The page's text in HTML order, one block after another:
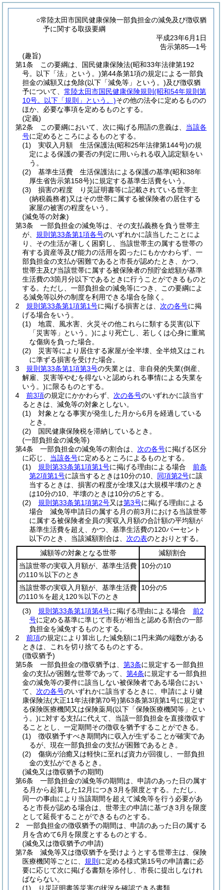
○常陸太田市国民健康保険一部負担金の減免及び徴収猶
予に関する取扱要綱
平成23年6月1日
告示第85―1号
(趣旨)
第1条
この要綱は、国民健康保険法(昭和33年法律第192
号。以下「法」という。)第44条第1項の規定による一部負
担金の減額又は免除(以下「減免等」という。)及び徴収猶
予について、 常陸太田市国民健康保険規則 (昭和54年規則第
10号。以下「規則」という。)その他の法令に定めるものの
ほか、必要な事項を定めるものとする。
(定義)
第2条
この要綱において、次に掲げる用語の意義は、 当該各
号に定めるところによるものとする。
(1)
実収入月額 生活保護法(昭和25年法律第144号)の規
定による保護の要否の判定に用いられる収入認定額をい
う。
(2)
基準生活費 生活保護法による保護の基準(昭和38年
厚生省告示第158号)に規定する基準生活費をいう。
(3)
損害の程度 り災証明書等に記載されている世帯主
(納税義務者)又はその世帯に属する被保険者の居住する
家屋の被害の程度をいう。
(減免等の対象)
第3条
一部負担金の減免等は、その支払義務を負う世帯主
が、 規則第33条第1項各号のいずれかに該当したことによ
り、その生活が著しく困窮し、当該世帯主の属する世帯の
有する資産等及び能力の活用を図ったにもかかわらず、一
部負担金の支払が困難であると市長が認めたとき、かつ、
世帯主及び当該世帯に属する被保険者の預貯金総額が基準
生活費の3箇月分以下であるときに行うことができるものと
する。 ただし、一部負担金の減免等につき、この要綱によ
る減免等以外の制度を利用できる場合を除く。
2
規則第33条第1項第1号に掲げる損害とは、 次の各号に掲
げる場合をいう。
(1)
地震、風水害、火災その他これらに類する災害(以下
「災害等」という。)により死亡し、若しくは心身に重篤
な傷病を負った場合。
(2)
災害等により居住する家屋が全半壊、全半焼又はこれ
に準ずる損害を受けた場合。
3
規則第33条第1項第3号の失業とは、非自発的失業(倒産、
解雇、災害等やむを得ないと認められる事情による失業を
いう。)に限るものとする。
4
前3項の規定にかかわらず、 次の各号のいずれかに該当す
るときは、減免等の対象としない。
(1)
対象となる事実が発生した月から6月を経過している
とき。
(2)
国民健康保険税を滞納しているとき。
(一部負担金の減免等)
第4条
一部負担金の減免等の割合は、 次の各号に掲げる区分
に応じ、 当該各号に定めるところによるものとする。
(1)
規則第33条第1項第1号に掲げる理由による場合 前条
第2項第1号に該当するときは10分の10、 同項第2号に該
当するときは、損害の程度が全壊又は大規模半壊のとき
は10分の10、半壊のときは10分の5とする。
(2)
規則第33条第1項第2号又は第3号に掲げる理由による
場合 減免等申請日の属する月の前3月における当該世帯
に属する被保険者全員の実収入月額の合計額の平均額が
基準生活費を超え、かつ、基準生活費の120パーセント
以下のとき、当該減額割合は、 次の表のとおりとする。
減額等の対象となる世帯
減額割合
当該世帯の実収入月額が、基準生活費
の110％以下のとき
10分の10
当該世帯の実収入月額が、基準生活費
の110％を超え120％以下のとき
10分の5
(3) 規則第33条第1項第4号に掲げる理由による場合 前2
号に定める基準に準じて市長が相当と認める割合の一部
負担金を減免するものとする。
2
前項の規定により算出した減免額に1円未満の端数がある
ときは、これを切り捨てるものとする。
(徴収猶予)
第5条
一部負担金の徴収猶予は、 第3条に規定する一部負担
金の支払が困難な世帯であって、 第4条に規定する一部負担
金の減免等の要件に該当しない被保険者である場合におい
て、 次の各号のいずれかに該当するときに、申請により健
康保険法(大正11年法律第70号)第63条第3項第1号に規定す
る保険医療機関又は保険薬局(以下「保険医療機関等」とい
う。)に対する支払に代えて、当該一部負担金を直接徴収す
ることとし、一定期間その徴収を猶予することができる。
(1)
徴収猶予すべき期間内に収入が生ずることが確実であ
るが、現在一部負担金の支払が困難であるとき。
(2)
傷病が治癒又は軽快に至れば資力が回復し、一部負担
金の支払ができるとき。
(減免又は徴収猶予の期間)
第6条
一部負担金の減免等の期間は、申請のあった日の属す
る月から起算した12月につき3月を限度とする。 ただし、
同一の事由により当該期間を超えて減免等を行う必要があ
ると市長が認める場合は、世帯主の申請に基づき3月を限度
として延長することができるものとする。
2
一部負担金の徴収猶予の期間は、申請のあった日の属する
月を含めて6月を限度とするものとする。
(減免又は徴収猶予の申請)
第7条
減免等又は徴収猶予を受けようとする世帯主は、保険
医療機関等ごとに、 規則 に定める様式第15号の申請書に必
要に応じて次に掲げる書類を添付し、市長に提出しなけれ
ばならない。
(1)
り災証明書等災害の状況を確認できる書類